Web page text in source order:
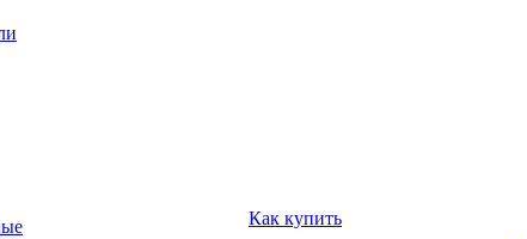
Как купить